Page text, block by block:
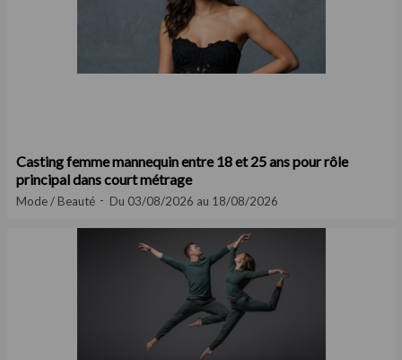
Casting femme mannequin entre 18 et 25 ans pour rôle
principal dans court métrage
Mode / Beauté Du 03/08/2026 au 18/08/2026